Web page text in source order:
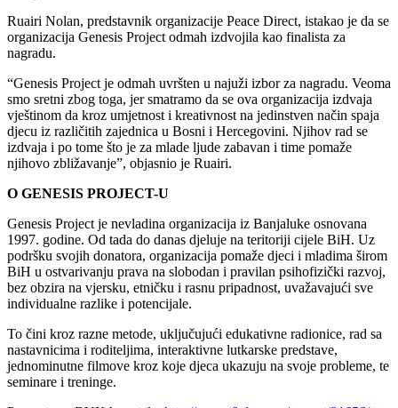
Ruairi Nolan, predstavnik organizacije Peace Direct, istakao je da se
organizacija Genesis Project odmah izdvojila kao finalista za
nagradu.
“Genesis Project je odmah uvršten u najuži izbor za nagradu. Veoma
smo sretni zbog toga, jer smatramo da se ova organizacija izdvaja
vještinom da kroz umjetnost i kreativnost na jedinstven način spaja
djecu iz različitih zajednica u Bosni i Hercegovini. Njihov rad se
izdvaja i po tome što je za mlade ljude zabavan i time pomaže
njihovo zbližavanje”, objasnio je Ruairi.
O GENESIS PROJECT-U
Genesis Project je nevladina organizacija iz Banjaluke osnovana
1997. godine. Od tada do danas djeluje na teritoriji cijele BiH. Uz
podršku svojih donatora, organizacija pomaže djeci i mladima širom
BiH u ostvarivanju prava na slobodan i pravilan psihofizički razvoj,
bez obzira na vjersku, etničku i rasnu pripadnost, uvažavajući sve
individualne razlike i potencijale.
To čini kroz razne metode, uključujući edukativne radionice, rad sa
nastavnicima i roditeljima, interaktivne lutkarske predstave,
jednominutne filmove kroz koje djeca ukazuju na svoje probleme, te
seminare i treninge.